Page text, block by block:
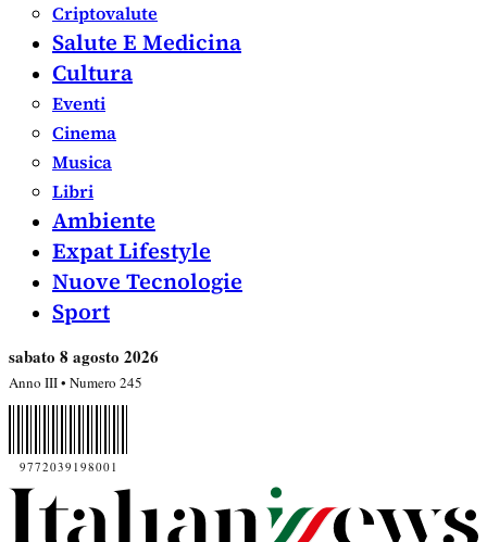
Criptovalute
Salute E Medicina
Cultura
Eventi
Cinema
Musica
Libri
Ambiente
Expat Lifestyle
Nuove Tecnologie
Sport
sabato 8 agosto 2026
Anno III • Numero 245
9772039198001